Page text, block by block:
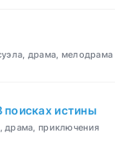
драма, мелодрама
поисках истины
приключения